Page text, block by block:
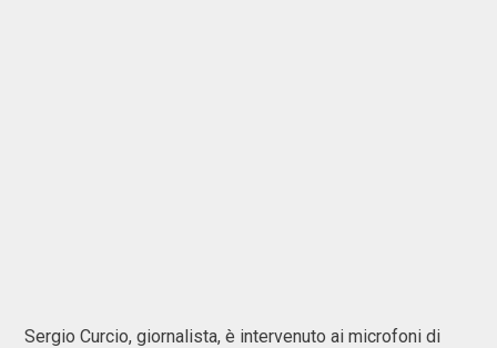
Sergio Curcio, giornalista, è intervenuto ai microfoni di